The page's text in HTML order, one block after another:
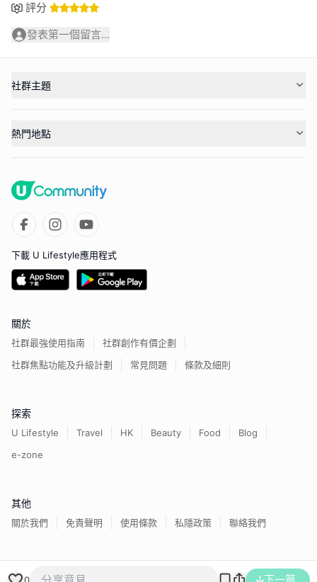
評分
發表第一個留言...
0
社群主題
熱門地點
下載 U Lifestyle應用程式
關於
社群最強使用指南
社群創作有價企劃
社群焦點功能及升級計劃
常見問題 條款及細則
探索
U Lifestyle Travel HK Beauty Food
Blog
e-zone
其他
關於我們 免責聲明 使用條款 私隱政策 聯絡我們
香港經濟日報版權所有©